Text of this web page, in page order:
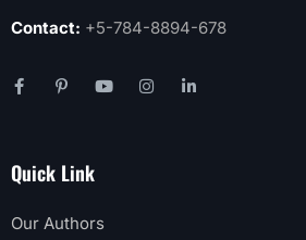
Contact: +5-784-8894-678
Quick Link
Our Authors